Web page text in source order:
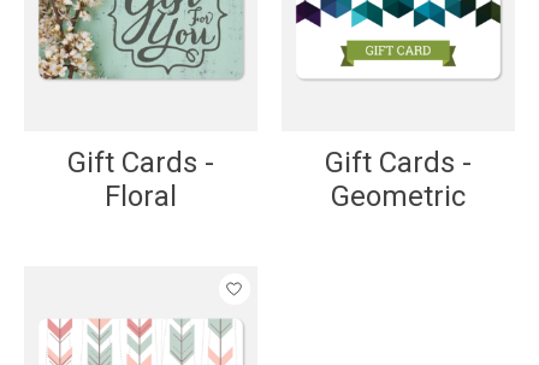
Gift Cards -
Floral
Gift Cards -
Geometric